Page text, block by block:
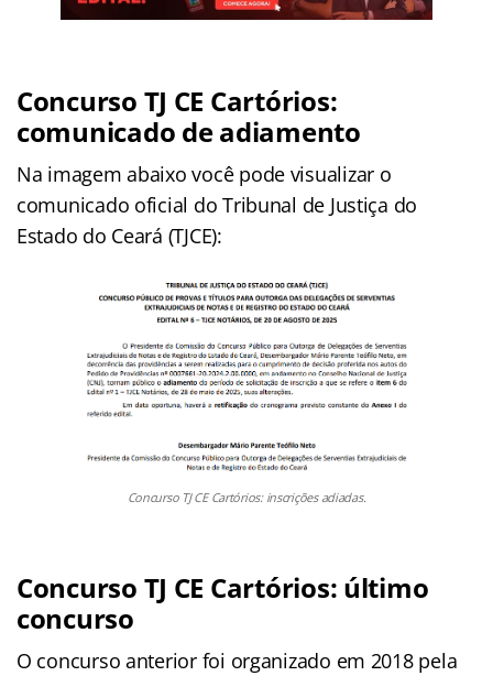
Concurso TJ CE Cartórios:
comunicado de adiamento
Na imagem abaixo você pode visualizar o
comunicado oficial do Tribunal de Justiça do
Estado do Ceará (TJCE):
Concurso TJ CE Cartórios: inscrições adiadas.
Concurso TJ CE Cartórios: último
concurso
O concurso anterior foi organizado em 2018 pela